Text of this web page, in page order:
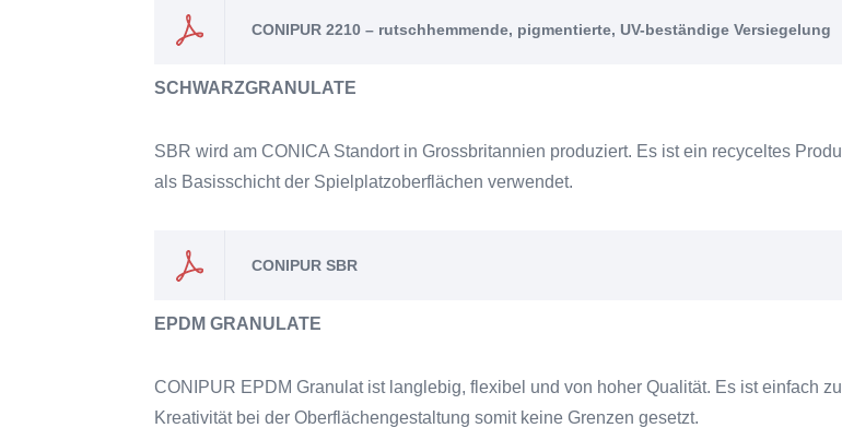
CONIPUR 2210 – rutschhemmende, pigmentierte, UV-beständige Versiegelung
SCHWARZGRANULATE
SBR wird am CONICA Standort in Grossbritannien produziert. Es ist ein recyceltes
als Basisschicht der Spielplatzoberflächen verwendet.
CONIPUR SBR
EPDM GRANULATE
CONIPUR EPDM Granulat ist langlebig, flexibel und von hoher Qualität. Es ist einfach
Kreativität bei der Oberflächengestaltung somit keine Grenzen gesetzt.